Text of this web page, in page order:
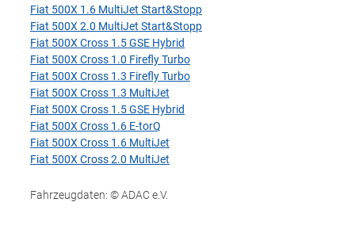
Fiat 500X 1.6 MultiJet Start&Stopp
Fiat 500X 2.0 MultiJet Start&Stopp
Fiat 500X Cross 1.5 GSE Hybrid
Fiat 500X Cross 1.0 Firefly Turbo
Fiat 500X Cross 1.3 Firefly Turbo
Fiat 500X Cross 1.3 MultiJet
Fiat 500X Cross 1.5 GSE Hybrid
Fiat 500X Cross 1.6 E-torQ
Fiat 500X Cross 1.6 MultiJet
Fiat 500X Cross 2.0 MultiJet
Fahrzeugdaten: © ADAC e.V.